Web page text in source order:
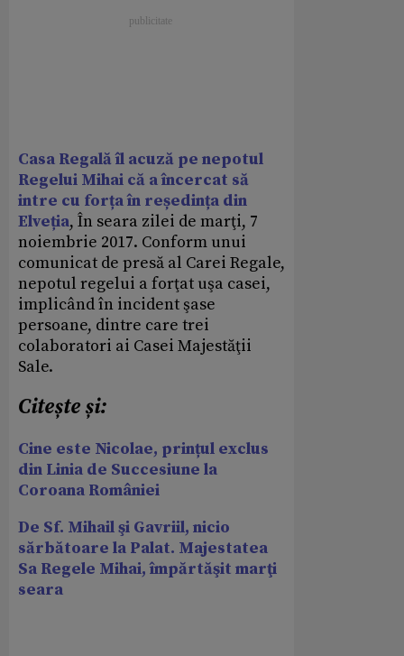
Casa Regală îl acuză pe nepotul
Regelui Mihai că a încercat să
intre cu forța în reședința din
Elveția, În seara zilei de marţi, 7
noiembrie 2017. Conform unui
comunicat de presă al Carei Regale,
nepotul regelui a forţat uşa casei,
implicând în incident şase
persoane, dintre care trei
colaboratori ai Casei Majestăţii
Sale.
Citește și:
Cine este Nicolae, prințul exclus
din Linia de Succesiune la
Coroana României
De Sf. Mihail şi Gavriil, nicio
sărbătoare la Palat. Majestatea
Sa Regele Mihai, împărtăşit marţi
seara